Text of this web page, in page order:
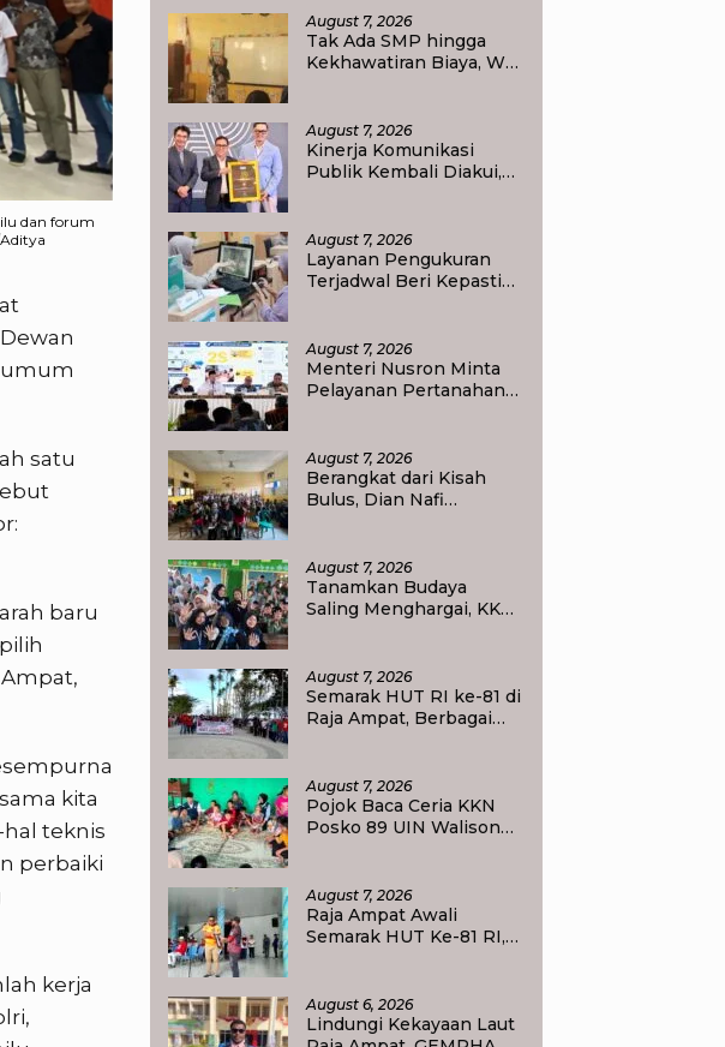
dan forum
umum
satu
baru
kita
teknis
perbaiki
kerja
August 7, 2026
Tak Ada SMP hingga
Kekhawatiran Biaya, Wali
pada Pendidikan Anak
August 7, 2026
Kinerja Komunikasi
Publik Kembali Diakui,
Government Institutions
Award 2026
August 7, 2026
Layanan Pengukuran
Terjadwal Beri Kepastian
Ukur Tanah
August 7, 2026
Menteri Nusron Minta
Pelayanan Pertanahan
August 7, 2026
Berangkat dari Kisah
Bulus, Dian Nafi
untuk Melanjutkan
Pendidikan
August 7, 2026
Tanamkan Budaya
Saling Menghargai, KKN
tentang Bahaya Bullying
August 7, 2026
Semarak HUT RI ke-81 di
Raja Ampat, Berbagai
August 7, 2026
Pojok Baca Ceria KKN
Posko 89 UIN Walisongo
Sukorejo
August 7, 2026
Raja Ampat Awali
Semarak HUT Ke-81 RI,
August 6, 2026
Lindungi Kekayaan Laut